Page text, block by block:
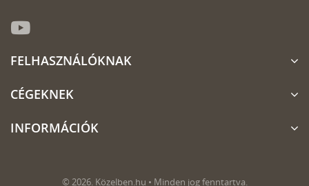
FELHASZNÁLÓKNAK
CÉGEKNEK
INFORMÁCIÓK
© 2026. Közelben.hu • Minden jog fenntartva.